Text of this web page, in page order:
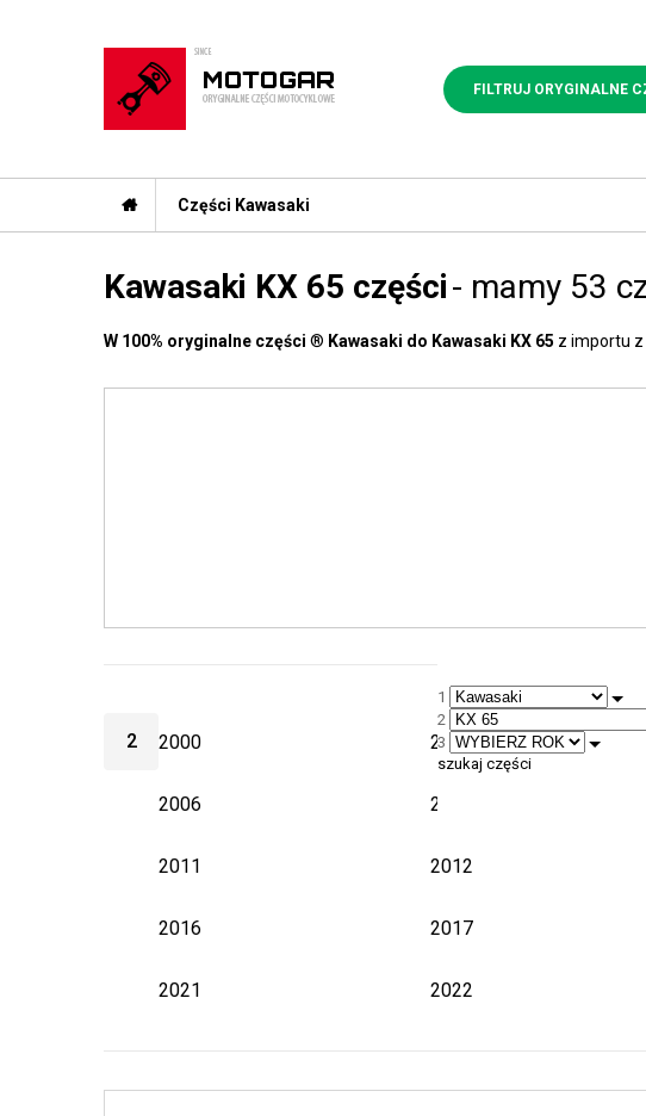
FILTRUJ ORYGINALNE
Części Kawasaki
Kawasaki KX 65 części- mamy 53
W 100% oryginalne części ® Kawasaki do Kawasaki KX 65 z importu
1
2
3
szukaj części
2 2000 2001
2006 2007
2011 2012
2016 2017
2021 2022